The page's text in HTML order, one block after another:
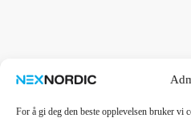
For å gi deg den beste opplevelsen bruker vi